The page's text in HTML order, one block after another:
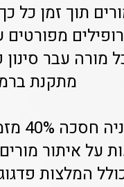
תוך זמן
מורה עבר
מתקנת
על איתור
כולל המלצות